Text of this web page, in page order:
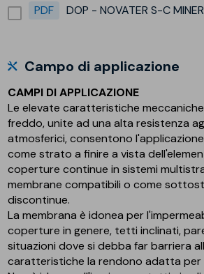
PDF
DOP - NOVATER S-C
Campo di applicazione
CAMPI DI APPLICAZIONE
Le elevate caratteristiche
freddo, unite ad una alta resistenza
atmosferici, consentono
come strato a finire a vista
coperture continue in sistemi
membrane compatibili o come
discontinue.
La membrana è idonea per
coperture in genere, tetti inclinati,
situazioni dove si debba far barriera
caratteristiche la rendono adatta per